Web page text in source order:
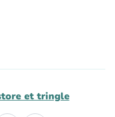
et tringle